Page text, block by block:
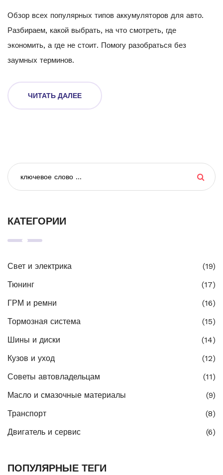
Обзор всех популярных типов аккумуляторов для авто.
Разбираем, какой выбрать, на что смотреть, где
экономить, а где не стоит. Помогу разобраться без
заумных терминов.
ЧИТАТЬ ДАЛЕЕ
КАТЕГОРИИ
Свет и электрика
(19)
Тюнинг
(17)
ГРМ и ремни
(16)
Тормозная система
(15)
Шины и диски
(14)
Кузов и уход
(12)
Советы автовладельцам
(11)
Масло и смазочные материалы
(9)
Транспорт
(8)
Двигатель и сервис
(6)
ПОПУЛЯРНЫЕ ТЕГИ